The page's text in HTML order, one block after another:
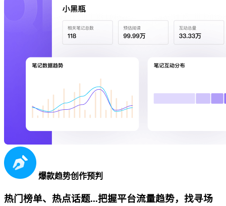
爆款趋势创作预判
热门榜单、热点话题...把握平台流量趋势，找寻场